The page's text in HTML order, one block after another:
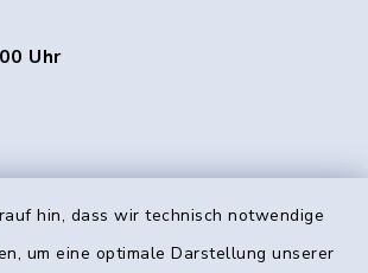
hin, dass wir technisch notwendige
um eine optimale Darstellung unserer
Uhr
Kontakt